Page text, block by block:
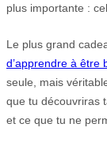
plus importante :
Le plus grand
d’apprendre à être
seule, mais
que tu découvriras
et ce que tu ne